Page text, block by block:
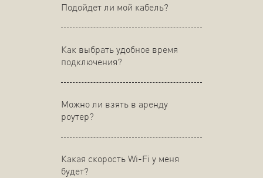
Подойдет ли мой кабель?
Как выбрать удобное время
подключения?
Можно ли взять в аренду
роутер?
Какая скорость Wi-Fi у меня
будет?